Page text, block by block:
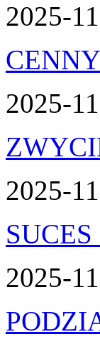
2025-
2025-
2025-
2025-